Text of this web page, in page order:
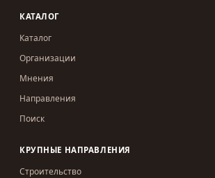
КАТАЛОГ
Каталог
Организации
Мнения
Направления
Поиск
КРУПНЫЕ НАПРАВЛЕНИЯ
Строительство